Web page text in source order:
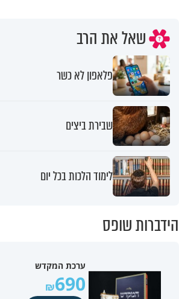
שאל את הרב
פלאפון לא כשר
שבירת ביצים
לימוד הלכות בכל יום
הידברות שופס
ערכת המקדש
690